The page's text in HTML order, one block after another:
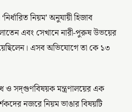
নিয়ম’ অনুযায়ী হিজাব
এবং সেখানে নারী-পুরুষ উভয়ের
এসব অভিযোগে তা কে ১৩
ও সদ্‌গুণবিষয়ক মন্ত্রণালয়ের এক
নজরে নিয়ম ভাঙার বিষয়টি